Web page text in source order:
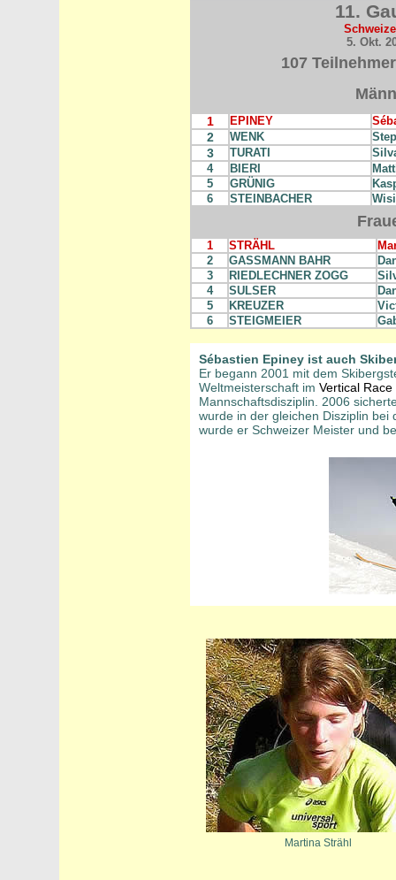
11.
5. Okt.
107
1 EPINEY
2 WENK
3 TURATI
4
BIERI
5
GRÜNIG
6
STEINBACHER Wisi
1 STRÄHL
2
GASSMANN BAHR
3
RIEDLECHNER ZOGG
4
SULSER
5
KREUZER
6
STEIGMEIER
Sébastien Epiney ist auch
Er begann 2001 mit dem
Weltmeisterschaft im Vertical Race
Mannschaftsdisziplin. 2006
wurde in der gleichen Disziplin bei
wurde er Schweizer Meister und
Martina Strähl